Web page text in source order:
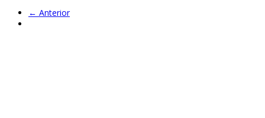
← Anterior